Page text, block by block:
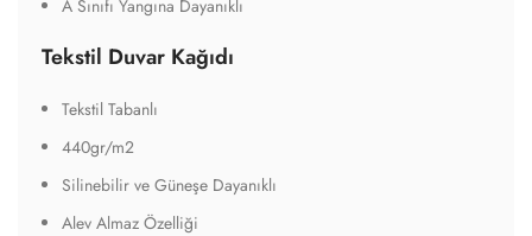
A Sınıfı Yangına Dayanıklı
Tekstil Duvar Kağıdı
Tekstil Tabanlı
440gr/m2
Silinebilir ve Güneşe Dayanıklı
Alev Almaz Özelliği